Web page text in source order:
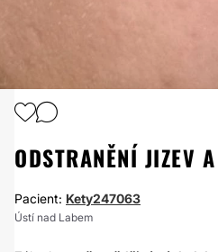
ODSTRANĚNÍ JIZEV
Pacient: Kety247063
Ústí nad Labem